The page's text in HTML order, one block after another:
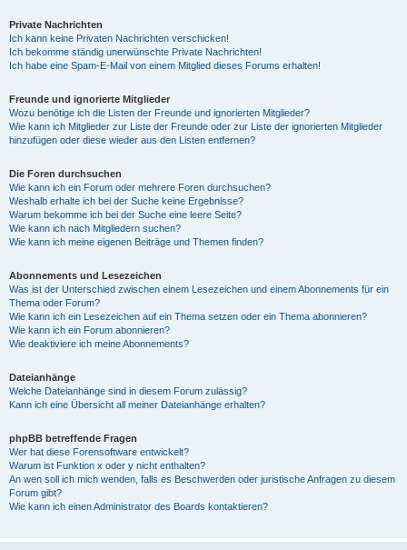
Private Nachrichten
Ich kann keine Privaten Nachrichten verschicken!
Ich bekomme ständig unerwünschte Private Nachrichten!
Ich habe eine Spam-E-Mail von einem Mitglied dieses Forums erhalten!
Freunde und ignorierte Mitglieder
Wozu benötige ich die Listen der Freunde und ignorierten Mitglieder?
Wie kann ich Mitglieder zur Liste der Freunde oder zur Liste der ignorierten Mitglieder
hinzufügen oder diese wieder aus den Listen entfernen?
Die Foren durchsuchen
Wie kann ich ein Forum oder mehrere Foren durchsuchen?
Weshalb erhalte ich bei der Suche keine Ergebnisse?
Warum bekomme ich bei der Suche eine leere Seite?
Wie kann ich nach Mitgliedern suchen?
Wie kann ich meine eigenen Beiträge und Themen finden?
Abonnements und Lesezeichen
Was ist der Unterschied zwischen einem Lesezeichen und einem Abonnements für ein
Thema oder Forum?
Wie kann ich ein Lesezeichen auf ein Thema setzen oder ein Thema abonnieren?
Wie kann ich ein Forum abonnieren?
Wie deaktiviere ich meine Abonnements?
Dateianhänge
Welche Dateianhänge sind in diesem Forum zulässig?
Kann ich eine Übersicht all meiner Dateianhänge erhalten?
phpBB betreffende Fragen
Wer hat diese Forensoftware entwickelt?
Warum ist Funktion x oder y nicht enthalten?
An wen soll ich mich wenden, falls es Beschwerden oder juristische Anfragen zu diesem
Forum gibt?
Wie kann ich einen Administrator des Boards kontaktieren?